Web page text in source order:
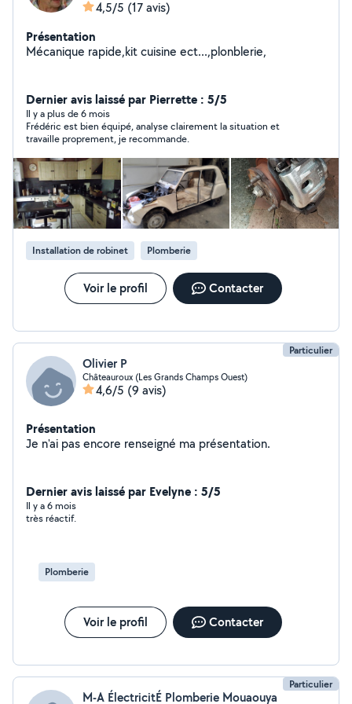
4,5/5 (17 avis)
Présentation
Mécanique rapide,kit cuisine ect...,plonblerie,
Dernier avis laissé par Pierrette : 5/5
Il y a plus de 6 mois
Frédéric est bien équipé, analyse clairement la situation et
travaille proprement, je recommande.
Installation de robinet Plomberie
Voir le profil Contacter
Particulier
Olivier P
Châteauroux (Les Grands Champs Ouest)
4,6/5 (9 avis)
Présentation
Je n'ai pas encore renseigné ma présentation.
Dernier avis laissé par Evelyne : 5/5
Il y a 6 mois
très réactif.
Plomberie
Voir le profil Contacter
Particulier
M-A ÉlectricitÉ Plomberie Mouaouya